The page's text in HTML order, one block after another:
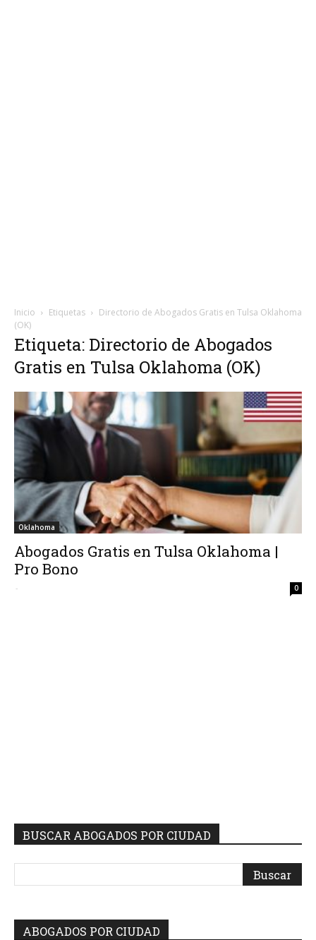
Inicio Etiquetas
Directorio de Abogados Gratis en Tulsa Oklahoma
(OK)
Etiqueta: Directorio de Abogados
Gratis en Tulsa Oklahoma (OK)
Oklahoma
Abogados Gratis en Tulsa Oklahoma |
Pro Bono
- 0
BUSCAR ABOGADOS POR CIUDAD
ABOGADOS POR CIUDAD